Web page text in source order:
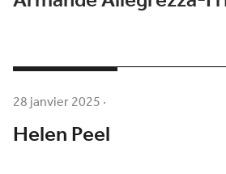
28 janvier 2025·
Helen Peel